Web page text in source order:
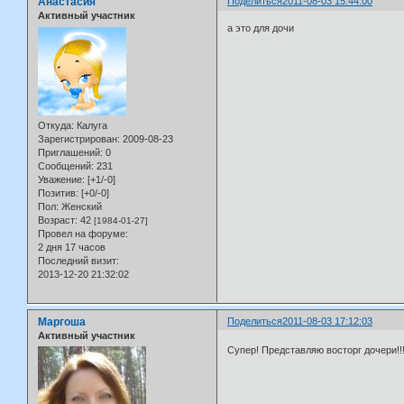
Активный участник
Откуда: Калуга
Зарегистрирован: 2009-08-23
Приглашений: 0
Сообщений: 231
Уважение: [+1/-0]
Позитив: [+0/-0]
Пол: Женский
Возраст: 42 [1984-01-27]
Провел на форуме:
2 дня 17 часов
Последний визит:
2013-12-20 21:32:02
а это для дочи
Поделиться2011-08-03 17:12:03
Маргоша
Активный участник
Супер! Представляю восторг